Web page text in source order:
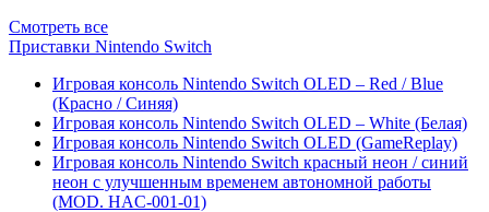
Смотреть все
Приставки Nintendo Switch
Игровая консоль Nintendo Switch OLED – Red / Blue
(Красно / Синяя)
Игровая консоль Nintendo Switch OLED – White (Белая)
Игровая консоль Nintendo Switch OLED (GameReplay)
Игровая консоль Nintendo Switch красный неон / синий
неон с улучшенным временем автономной работы
(MOD. HAC-001-01)